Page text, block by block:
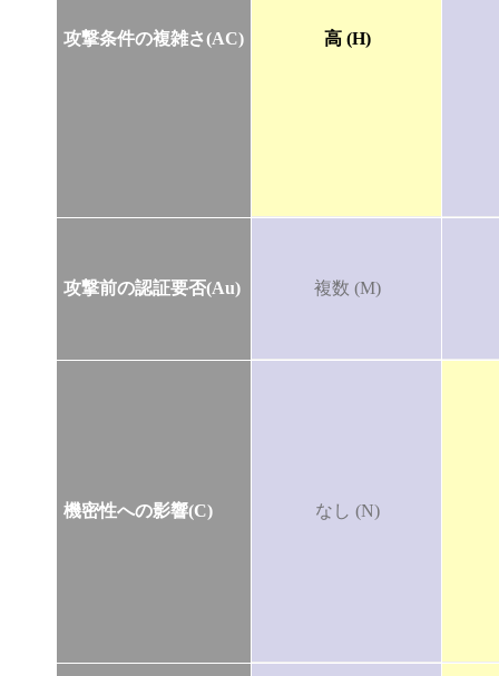
攻撃条件の複雑さ(AC) 高 (H)
攻撃前の認証要否(Au) 複数 (M)
機密性への影響(C) なし (N)